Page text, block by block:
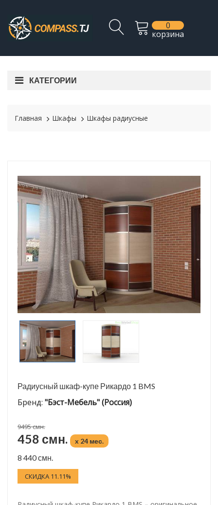
0
корзина
КАТЕГОРИИ
Главная Шкафы Шкафы радиусные
Радиусный шкаф-купе Рикардо 1 BMS
Бренд: "Бэст-Мебель" (Россия)
9495 смн.
458 смн. x 24 мес.
8 440 смн.
СКИДКА 11.11%